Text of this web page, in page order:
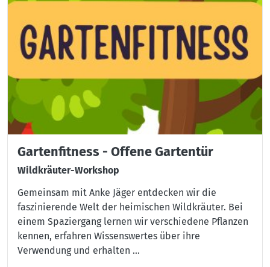
Gartenfitness - Offene Gartentür
Wildkräuter-Workshop
Gemeinsam mit Anke Jäger entdecken wir die
faszinierende Welt der heimischen Wildkräuter. Bei
einem Spaziergang lernen wir verschiedene Pflanzen
kennen, erfahren Wissenswertes über ihre
Verwendung und erhalten ...